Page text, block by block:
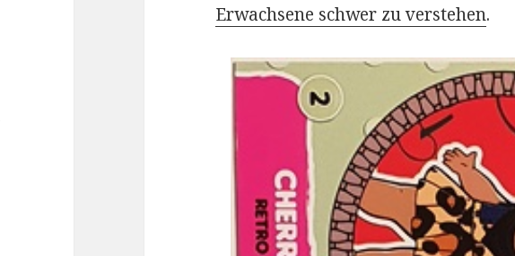
Erwachsene schwer zu verstehen.